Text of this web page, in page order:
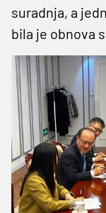
suradnja, a
bila je obnova